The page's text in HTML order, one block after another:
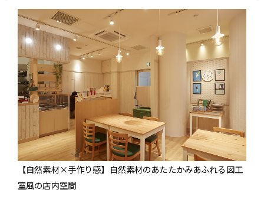
【自然素材×手作り感】自然素材のあたたかみあふれる図工
室風の店内空間